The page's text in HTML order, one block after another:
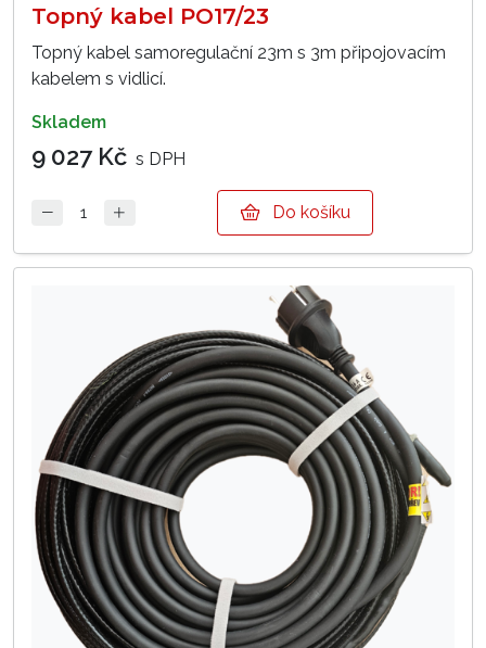
Topný kabel PO17/23
Topný kabel samoregulační 23m s 3m připojovacím
kabelem s vidlicí.
skladem
9 027 Kč s DPH
Do košíku